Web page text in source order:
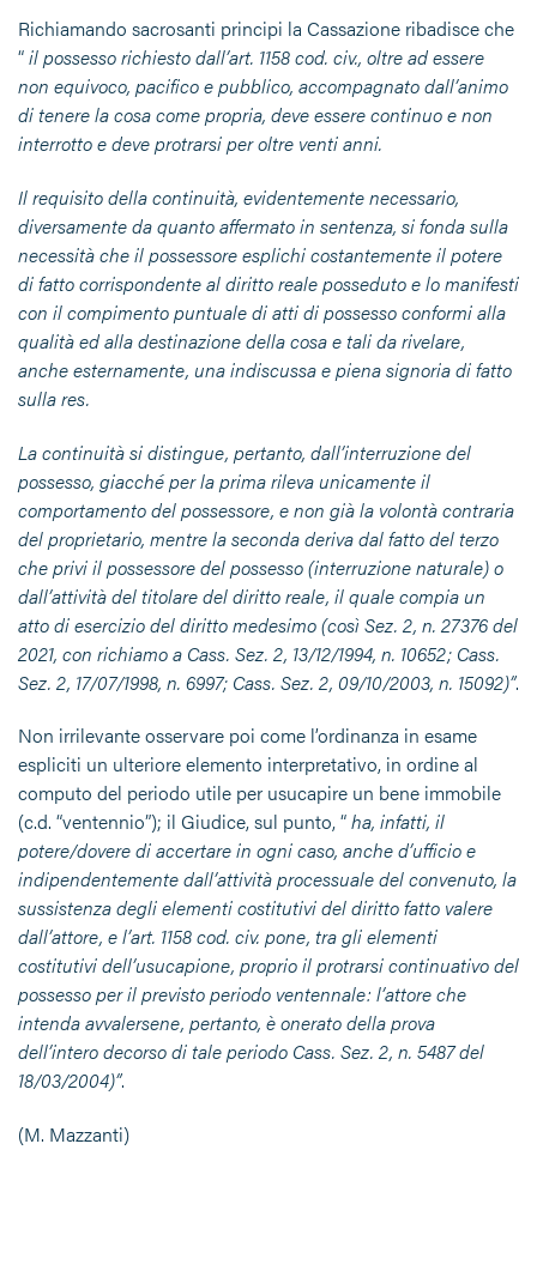
Richiamando sacrosanti principi la Cassazione ribadisce che
“il possesso richiesto dall’art. 1158 cod. civ., oltre ad essere
non equivoco, pacifico e pubblico, accompagnato dall’animo
di tenere la cosa come propria, deve essere continuo e non
interrotto e deve protrarsi per oltre venti anni.
Il requisito della continuità, evidentemente necessario,
diversamente da quanto affermato in sentenza, si fonda sulla
necessità che il possessore esplichi costantemente il potere
di fatto corrispondente al diritto reale posseduto e lo manifesti
con il compimento puntuale di atti di possesso conformi alla
qualità ed alla destinazione della cosa e tali da rivelare,
anche esternamente, una indiscussa e piena signoria di fatto
sulla res.
La continuità si distingue, pertanto, dall’interruzione del
possesso, giacché per la prima rileva unicamente il
comportamento del possessore, e non già la volontà contraria
del proprietario, mentre la seconda deriva dal fatto del terzo
che privi il possessore del possesso (interruzione naturale) o
dall’attività del titolare del diritto reale, il quale compia un
atto di esercizio del diritto medesimo (così Sez. 2, n. 27376 del
2021, con richiamo a Cass. Sez. 2, 13/12/1994, n. 10652; Cass.
Sez. 2, 17/07/1998, n. 6997; Cass. Sez. 2, 09/10/2003, n. 15092)”.
Non irrilevante osservare poi come l’ordinanza in esame
espliciti un ulteriore elemento interpretativo, in ordine al
computo del periodo utile per usucapire un bene immobile
(c.d. “ventennio”); il Giudice, sul punto, “ha, infatti, il
potere/dovere di accertare in ogni caso, anche d’ufficio e
indipendentemente dall’attività processuale del convenuto, la
sussistenza degli elementi costitutivi del diritto fatto valere
dall’attore, e l’art. 1158 cod. civ. pone, tra gli elementi
costitutivi dell’usucapione, proprio il protrarsi continuativo del
possesso per il previsto periodo ventennale: l’attore che
intenda avvalersene, pertanto, è onerato della prova
dell’intero decorso di tale periodo Cass. Sez. 2, n. 5487 del
18/03/2004)”.
(M. Mazzanti)